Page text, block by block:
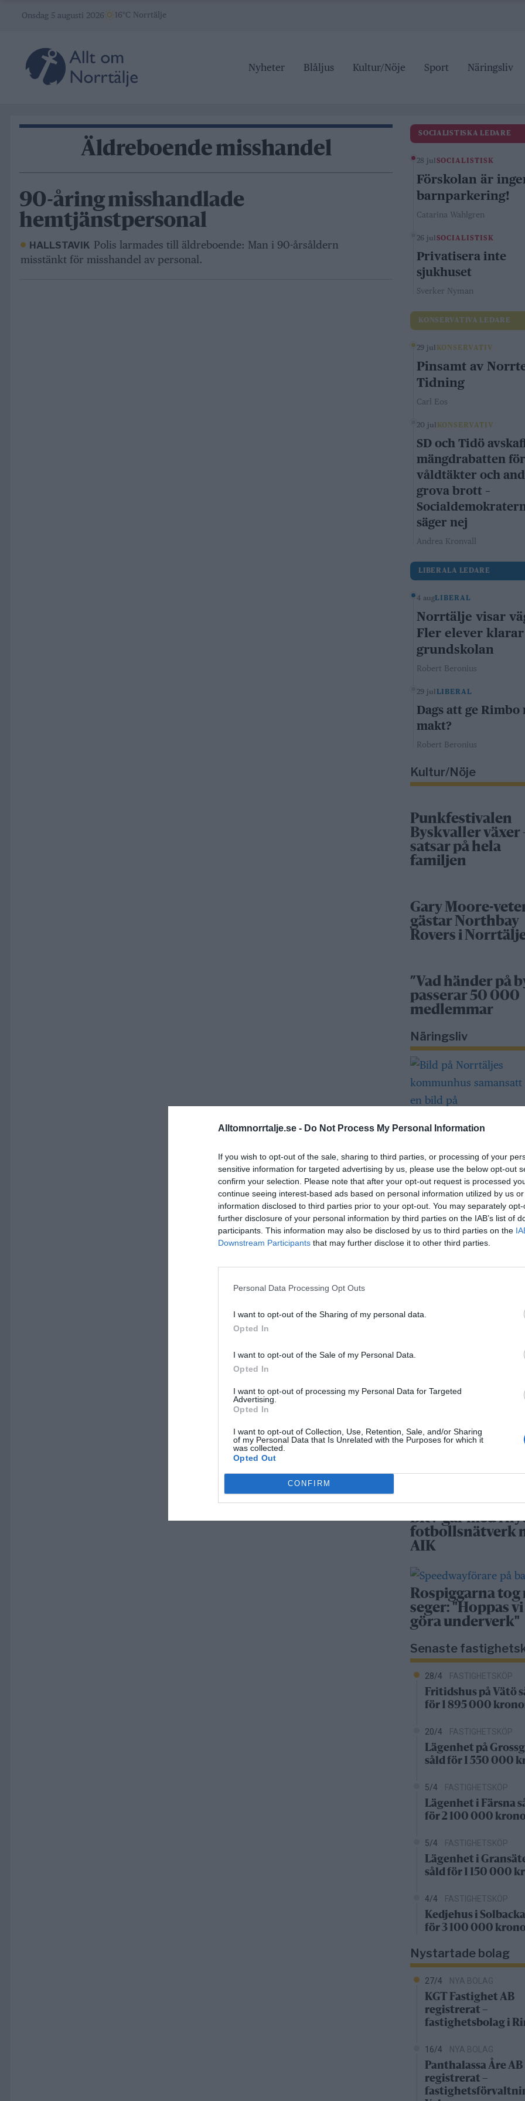
Alltomnorrtalje.se - Do Not Process My Personal Information
If you wish to opt-out of the sale, sharing to third parties, or processing of your
sensitive information for targeted advertising by us, please use the below opt-out
confirm your selection. Please note that after your opt-out request is processed
continue seeing interest-based ads based on personal information utilized by us
information disclosed to third parties prior to your opt-out. You may separately
further disclosure of your personal information by third parties on the IAB’s list of
participants. This information may also be disclosed by us to third parties on the
Downstream Participants that may further disclose it to other third parties.
Personal Data Processing Opt Outs
I want to opt-out of the Sharing of my personal data.
Opted In
I want to opt-out of the Sale of my Personal Data.
Opted In
I want to opt-out of processing my Personal Data for Targeted
Advertising.
Opted In
I want to opt-out of Collection, Use, Retention, Sale, and/or Sharing
of my Personal Data that Is Unrelated with the Purposes for which it
was collected.
Opted Out
CONFIRM
Onsdag 5 augusti 2026 16°C Norrtälje
Nyheter Blåljus Kultur/Nöje Sport Näringsliv
Äldreboende misshandel
90-åring misshandlade
hemtjänstpersonal
HALLSTAVIK Polis larmades till äldreboende: Man i 90-årsåldern
misstänkt för misshandel av personal.
SOCIALISTISKA LEDARE
28 jul SOCIALISTISK
Förskolan är
barnparkering!
Catarina Wahlgren
26 jul SOCIALISTISK
Privatisera inte
sjukhuset
Sverker Nyman
KONSERVATIVA LEDARE
29 jul KONSERVATIV
Pinsamt av
Tidning
Carl Eos
20 jul KONSERVATIV
SD och Tidö
mängdrabatten för
våldtäkter och
grova brott –
säger nej
Andrea Kronvall
LIBERALA LEDARE
4 augLIBERAL
Norrtälje visar
Fler elever klarar
grundskolan
Robert Beronius
29 jul LIBERAL
Dags att ge Rimbo
makt?
Robert Beronius
Kultur/Nöje
Punkfestivalen
Byskvaller växer
satsar på hela
familjen
Gary Moore-
gästar Northbay
Rovers i
”Vad händer på
passerar 50 000
medlemmar
Näringsliv
Så många är
Norrtälje
Bino
comeback - tar
Norrtälje – allt
Sport
Rospiggarna
mot serieledarna
BKV går med i
fotbollsnätverk
AIK
Rospiggarna tog
seger: "Hoppas
göra underverk"
Senaste
28/4 FASTIGHETSKÖP
Fritidshus på Vätö
för 1 895 000
20/4 FASTIGHETSKÖP
Lägenhet på
såld för 1 550 000
5/4 FASTIGHETSKÖP
Lägenhet i Färsna
för 2 100 000
5/4 FASTIGHETSKÖP
Lägenhet i
såld för 1 150 000
4/4 FASTIGHETSKÖP
Kedjehus i
för 3 100 000
Nystartade bolag
27/4 NYA BOLAG
KGT Fastighet AB
registrerat –
fastighetsbolag i
16/4 NYA BOLAG
Panthalassa Åre AB
registrerat –